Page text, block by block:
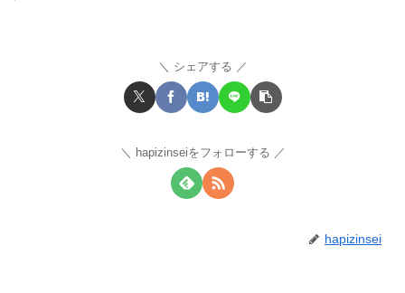
シェアする
hapizinseiをフォローする
hapizinsei